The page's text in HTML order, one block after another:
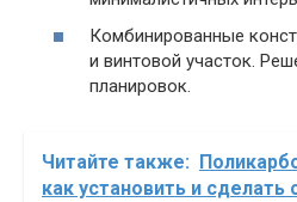
Комбинированные
и винтовой участок.
планировок.
Читайте также:
как установить и сделать